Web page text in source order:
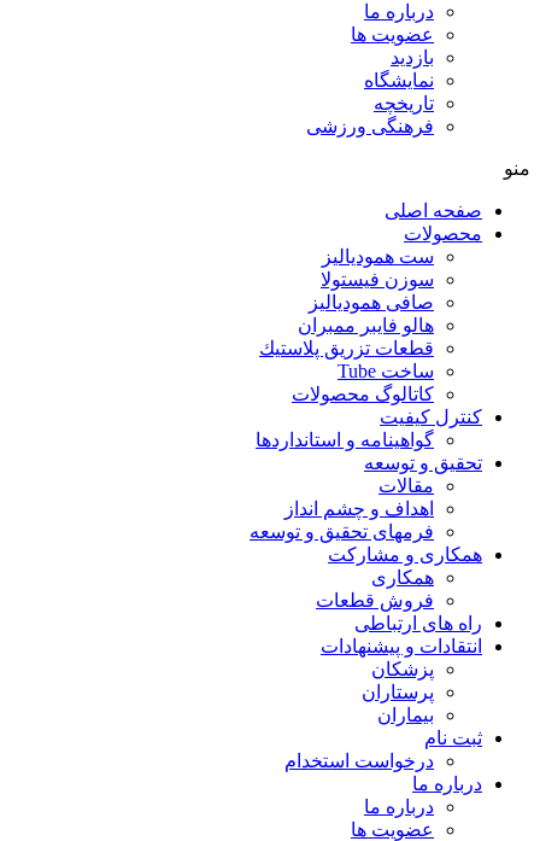
درباره ما
عضویت ها
بازدید
نمایشگاه
تاريخچه
فرهنگی ورزشی
منو
صفحه اصلی
محصولات
ست همودیالیز
سوزن فیستولا
صافی همودیالیز
هالو فایبر ممبران
قطعات تزريق پلاستيك
ساخت Tube
کاتالوگ محصولات
کنترل کیفیت
گواهينامه و استانداردها
تحقيق و توسعه
مقالات
اهداف و چشم انداز
فرمهای تحقیق و توسعه
همکاری و مشارکت
همکاری
فروش قطعات
راه های ارتباطی
انتقادات و پيشنهادات
پزشكان
پرستاران
بيماران
ثبت نام
درخواست استخدام
درباره ما
درباره ما
عضویت ها